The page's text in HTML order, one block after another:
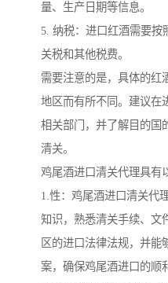
量、生产日期等信息。
5. 纳税：进口红酒需要按
关税和其他税费。
需要注意的是，具体的红
地区而有所不同。建议在
相关部门，并了解目的国
清关。
鸡尾酒进口清关代理具有
1.性：鸡尾酒进口清关代
知识，熟悉清关手续、文
区的进口法律法规，并能
案，确保鸡尾酒进口的顺